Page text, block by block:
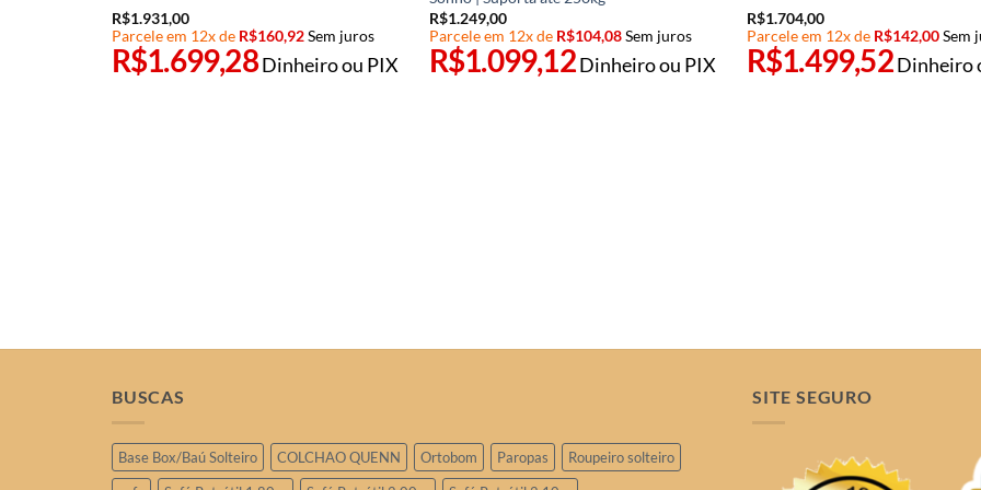
R$1.931,00
Parcele em 12x de R$160,92Sem juros
R$1.699,28Dinheiro ou PIX
R$1.249,00
Parcele em 12x de R$104,08Sem juros
R$1.099,12Dinheiro ou PIX
R$1.704,00
Parcele em 12x de R$142,00Sem
R$1.499,52Dinheiro
BUSCAS
Base Box/Baú Solteiro COLCHAO QUENN Ortobom Paropas
Roupeiro solteiro
SITE SEGURO